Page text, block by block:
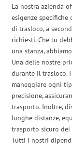
La nostra azienda
esigenze
di trasloco, a
richiesti. Che tu
una stanza,
Una delle nostre
durante il trasloco.
maneggiare ogni
precisione,
trasporto. Inoltre,
lunghe distanze,
trasporto sicuro
Tutti i nostri